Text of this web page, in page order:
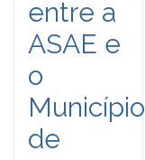
entre a
ASAE e
o
Município
de